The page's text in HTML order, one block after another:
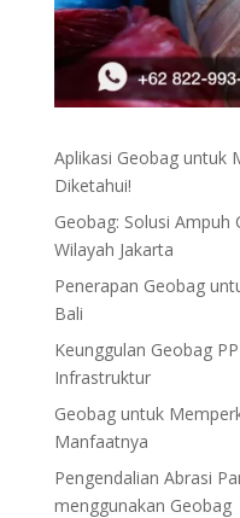
Aplikasi Geobag untuk
Diketahui!
Geobag: Solusi Ampuh
Wilayah Jakarta
Penerapan Geobag
Bali
Keunggulan Geobag
Infrastruktur
Geobag untuk
Manfaatnya
Pengendalian Abrasi
menggunakan Geobag